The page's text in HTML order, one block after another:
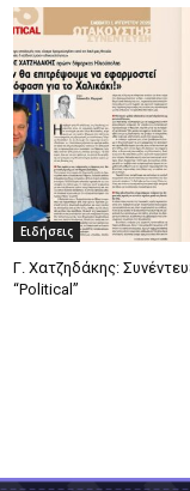
Ειδήσεις
Γ. Χατζηδάκης:
“Political”